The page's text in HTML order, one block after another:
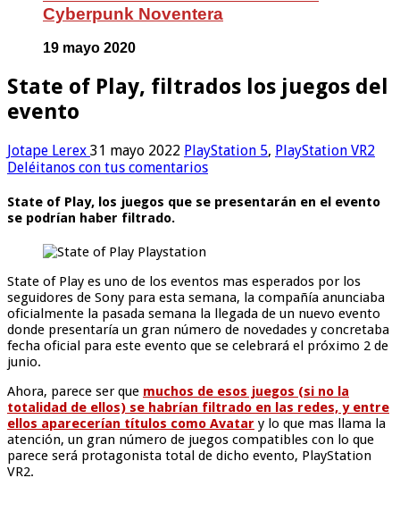
Cyberpunk Noventera
19 mayo 2020
State of Play, filtrados los juegos del
evento
Jotape Lerex 31 mayo 2022 PlayStation 5, PlayStation VR2
Deléitanos con tus comentarios
State of Play, los juegos que se presentarán en el evento
se podrían haber filtrado.
State of Play es uno de los eventos mas esperados por los
seguidores de Sony para esta semana, la compañía anunciaba
oficialmente la pasada semana la llegada de un nuevo evento
donde presentaría un gran número de novedades y concretaba
fecha oficial para este evento que se celebrará el próximo 2 de
junio.
Ahora, parece ser que muchos de esos juegos (si no la
totalidad de ellos) se habrían filtrado en las redes, y entre
ellos aparecerían títulos como Avatar y lo que mas llama la
atención, un gran número de juegos compatibles con lo que
parece será protagonista total de dicho evento, PlayStation
VR2.